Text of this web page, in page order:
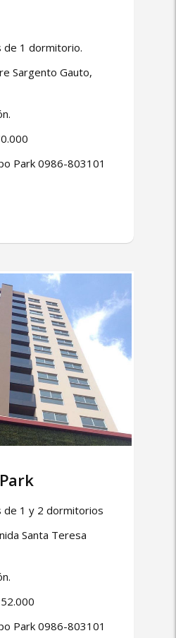
de 1 dormitorio.
Sargento Gauto,
Park 0986-803101
de 1 y 2 dormitorios
Santa Teresa
Park 0986-803101